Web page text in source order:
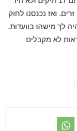
ואז נכנסנו לחוק
7-8 ח"כים כדי שיהיה לך מישהו בוועדות.
לא מקבלים